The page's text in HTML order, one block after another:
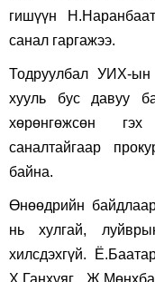
гишүүн
санал гаргажээ.
Тодруулбал УИХ-
хууль бус давуу
хөрөнгөжсөн
саналтайгаар
байна.
Өнөөдрийн
нь хулгай,
хилсдэхгүй.
Х.Ганхуяг